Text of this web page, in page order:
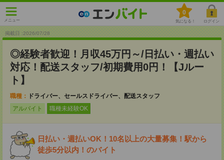
メニュー
0
気になる！ ログイン
掲載日 :2026/07/28
◎経験者歓迎！月収45万円～/日払い・週払い
対応！配送スタッフ/初期費用0円！【Jルー
ト】
職種：
ドライバー、セールスドライバー、配送スタッフ
アルバイト
職種未経験OK
日払い・週払いOK！10名以上の大量募集！駅から
徒歩5分以内！のバイト